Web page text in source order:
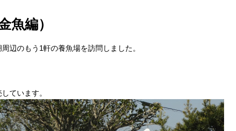
魚編）
辺のもう1軒の養魚場を訪問しました。
ています。